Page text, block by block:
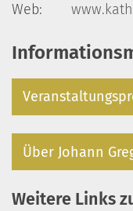
Web:
Über Johann
Weitere Links